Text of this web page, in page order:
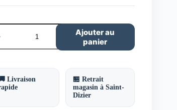
Ajouter au
panier
Livraison
🏪 Retrait
magasin à Saint-
Dizier